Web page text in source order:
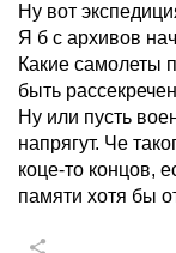
Ну вот
Я б с архивов
Какие самолеты
быть
Ну или пусть
напрягут. Че
коце-то концов,
памяти хотя бы